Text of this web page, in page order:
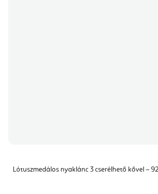
Lótuszmedálos nyaklánc 3 cserélhető kővel –